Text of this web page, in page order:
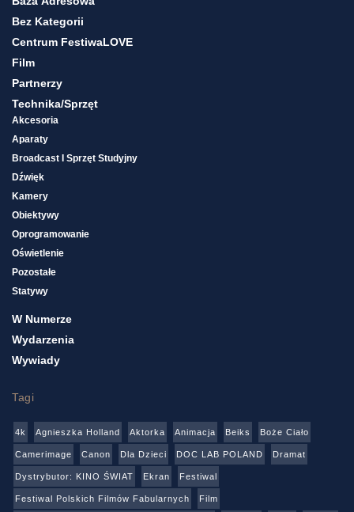
Bez Kategorii
Centrum FestiwaLOVE
Film
Partnerzy
Technika/sprzęt
Akcesoria
Aparaty
Broadcast I Sprzęt Studyjny
Dźwięk
Kamery
Obiektywy
Oprogramowanie
Oświetlenie
Pozostałe
Statywy
W Numerze
Wydarzenia
Wywiady
Tagi
4k Agnieszka Holland Aktorka Animacja Beiks Boże Ciało
Camerimage Canon Dla Dzieci DOC LAB POLAND Dramat
Dystrybutor: KINO ŚWIAT Ekran Festiwal
Festiwal Polskich Filmów Fabularnych Film